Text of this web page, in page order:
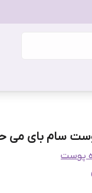
سام بای می حجم 60
پوست